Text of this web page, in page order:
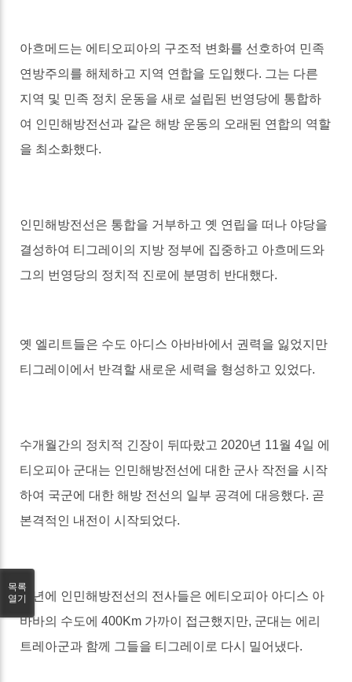
아흐메드는 에티오피아의 구조적 변화를 선호하여 민족
연방주의를 해체하고 지역 연합을 도입했다. 그는 다른
지역 및 민족 정치 운동을 새로 설립된 번영당에 통합하
여 인민해방전선과 같은 해방 운동의 오래된 연합의 역할
을 최소화했다.
인민해방전선은 통합을 거부하고 옛 연립을 떠나 야당을
결성하여 티그레이의 지방 정부에 집중하고 아흐메드와
그의 번영당의 정치적 진로에 분명히 반대했다.
옛 엘리트들은 수도 아디스 아바바에서 권력을 잃었지만
티그레이에서 반격할 새로운 세력을 형성하고 있었다.
수개월간의 정치적 긴장이 뒤따랐고 2020년 11월4일 에
티오피아 군대는 인민해방전선에 대한 군사 작전을 시작
하여 국군에 대한 해방 전선의 일부 공격에 대응했다. 곧
본격적인 내전이 시작되었다.
작년에 인민해방전선의 전사들은 에티오피아 아디스 아
바바의 수도에400Km 가까이 접근했지만, 군대는 에리
트레아군과 함께 그들을 티그레이로 다시 밀어냈다.
목록
열기